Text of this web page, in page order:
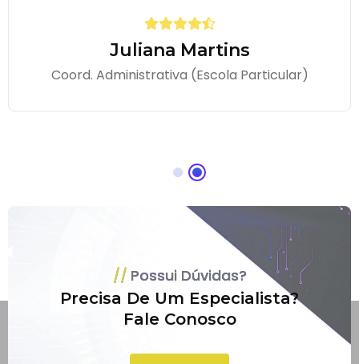
Juliana Martins
Coord. Administrativa (Escola Particular)
Possui Dúvidas?
Precisa De Um Especialista?
Fale Conosco